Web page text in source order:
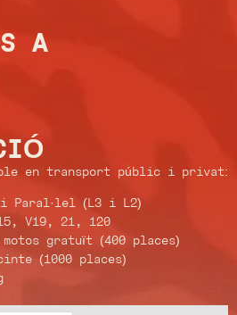
A
en transport públic i privat:
i Paral·lel (L3 i L2)
V19, 21, 120
motos gratuït (400 places)
(1000 places)